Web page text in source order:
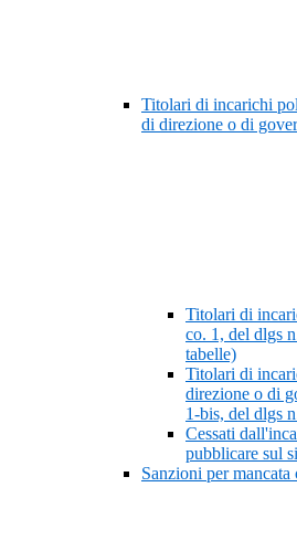
Titolari di incarichi
di direzione o di
Titolari di
co. 1, del dlgs
tabelle)
Titolari di
direzione o di
1-bis, del dlgs
Cessati
pubblicare sul
Sanzioni per